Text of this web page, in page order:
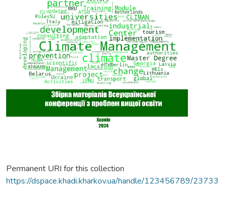
Permanent URI for this collection
https://dspace.khadi.kharkov.ua/handle/123456789/23733